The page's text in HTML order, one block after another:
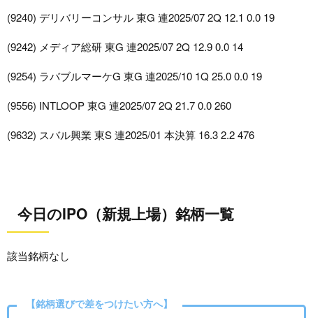
(9240) デリバリーコンサル 東G 連2025/07 2Q 12.1 0.0 19
(9242) メディア総研 東G 連2025/07 2Q 12.9 0.0 14
(9254) ラバブルマーケG 東G 連2025/10 1Q 25.0 0.0 19
(9556) INTLOOP 東G 連2025/07 2Q 21.7 0.0 260
(9632) スバル興業 東S 連2025/01 本決算 16.3 2.2 476
今日のIPO（新規上場）銘柄一覧
該当銘柄なし
【銘柄選びで差をつけたい方へ】